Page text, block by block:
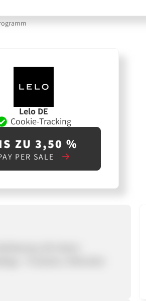
Lelo DE
Cookie-Tracking
ZU 3,50 %
PER SALE